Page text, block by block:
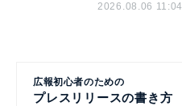
2026.08.06 11:04
広報初心者のための
プレスリリースの書き方